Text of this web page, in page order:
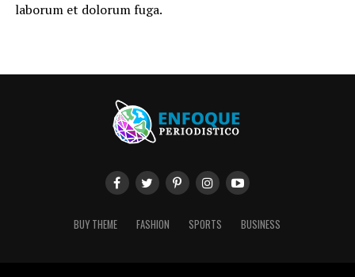
laborum et dolorum fuga.
BUY THEME FASHION SPORTS BUSINESS